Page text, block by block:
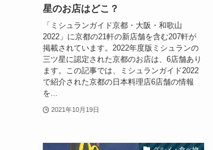
星のお店はどこ？
「ミシュランガイド京都・大阪・和歌山
2022」に京都の21軒の新店舗を含む207軒が
掲載されています。2022年度版ミシュランの
三ツ星に認定された京都のお店は、6店舗あり
ます。この記事では、ミシュランガイド2022
で紹介された京都の日本料理店6店舗の情報
を...
2021年10月19日